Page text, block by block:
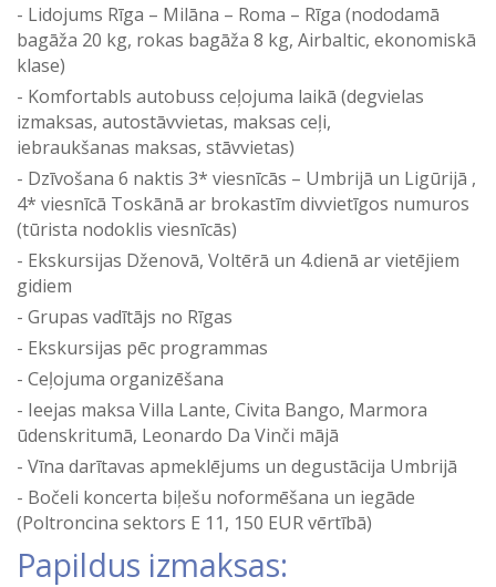
Lidojums Rīga – Milāna – Roma – Rīga (nododamā
bagāža 20 kg, rokas bagāža 8 kg, Airbaltic, ekonomiskā
klase)
Komfortabls autobuss ceļojuma laikā (degvielas
izmaksas, autostāvvietas, maksas ceļi,
iebraukšanas maksas, stāvvietas)
Dzīvošana 6 naktis 3* viesnīcās – Umbrijā un Ligūrijā ,
4* viesnīcā Toskānā ar brokastīm divvietīgos numuros
(tūrista nodoklis viesnīcās)
Ekskursijas Dženovā, Voltērā un 4.dienā ar vietējiem
gidiem
Grupas vadītājs no Rīgas
Ekskursijas pēc programmas
Ceļojuma organizēšana
Ieejas maksa Villa Lante, Civita Bango, Marmora
ūdenskritumā, Leonardo Da Vinči mājā
Vīna darītavas apmeklējums un degustācija Umbrijā
Bočeli koncerta biļešu noformēšana un iegāde
(Poltroncina sektors E 11, 150 EUR vērtībā)
Papildus izmaksas: